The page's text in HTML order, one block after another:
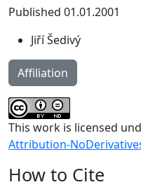
Published 01.01.2001
Jiří Šedivý
Affiliation
This work is licensed
Attribution-
How to Cite